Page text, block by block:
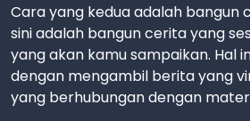
Cara yang kedua adalah bangun
sini adalah bangun cerita yang
yang akan kamu sampaikan. Hal
dengan mengambil berita yang
yang berhubungan dengan